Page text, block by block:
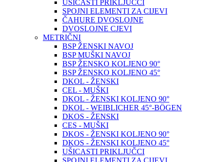
UŠICASTI PRIKLJUČCI
SPOJNI ELEMENTI ZA CIJEVI
ČAHURE DVOSLOJNE
DVOSLOJNE CJEVI
METRIČNI
BSP ŽENSKI NAVOJ
BSP MUŠKI NAVOJ
BSP ŽENSKO KOLJENO 90°
BSP ŽENSKO KOLJENO 45°
DKOL - ŽENSKI
CEL - MUŠKI
DKOL - ŽENSKI KOLJENO 90°
DKOL - WEIBLICHER 45°-BÖGEN
DKOS - ŽENSKI
CES - MUŠKI
DKOS - ŽENSKI KOLJENO 90°
DKOS - ŽENSKI KOLJENO 45°
UŠICASTI PRIKLJUČCI
SPOJNI ELEMENTI ZA CIJEVI